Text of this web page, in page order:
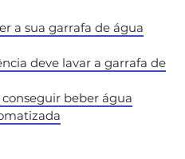
a sua garrafa de água
deve lavar a garrafa de
beber água